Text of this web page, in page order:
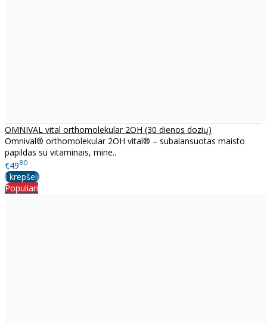
OMNIVAL vital orthomolekular 2OH (30 dienos dozių)
Omnival® orthomolekular 2OH vital® – subalansuotas maisto
papildas su vitaminais, mine..
€4980
Į krepšelį
Populiari